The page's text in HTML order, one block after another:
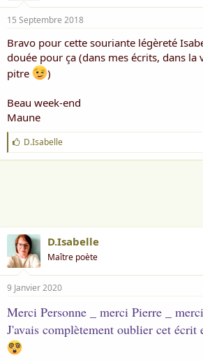
15 Septembre 2018
Bravo pour cette souriante légèreté
douée pour ça (dans mes écrits, dans la
pitre
)
Beau week-end
Maune
J
'
a
D.Isabelle
D.Isabelle
Maître poète
9 Janvier 2020
Merci Personne _ merci Pierre _
J'avais complètement oublier cet écrit